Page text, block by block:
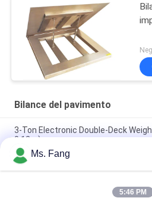
Bilance del pavimento
3-Ton Electronic Double-Deck
0.12m)
Scala in sedia a rotelle medica
riabilitazione Scala di peso con
Zemic H8C Load Cell 1x1m 5Ton
Ms. Fang
5:46 PM